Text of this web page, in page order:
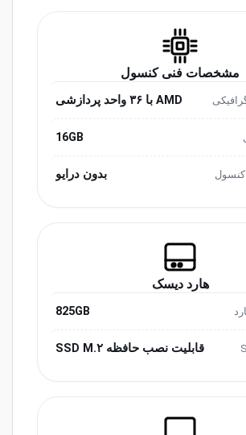
مشخصات فنی کنسول
AMD با ۳۶ واحد پردازشی
16GB
کنسول بدون درایو
هارد دیسک
825GB
قابلیت نصب حافظه SSD M.۲